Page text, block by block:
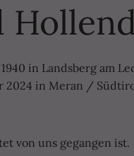
in Landsberg am
2024 in Meran /
von uns gegangen ist.